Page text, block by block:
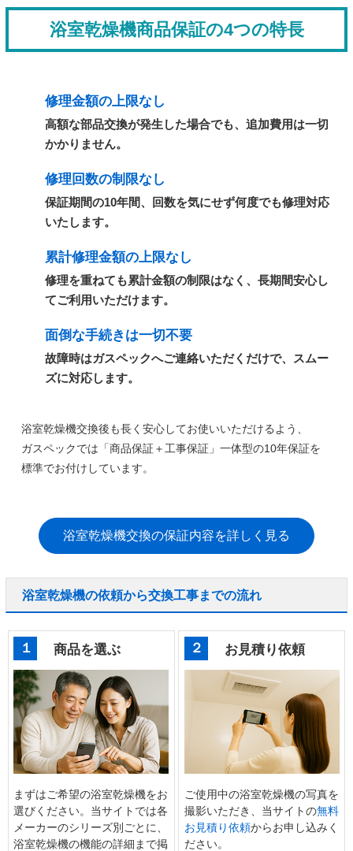
浴室乾燥機商品保証の4つの特長
修理金額の上限なし
高額な部品交換が発生した場合でも、追加費用は一切
かかりません。
修理回数の制限なし
保証期間の10年間、回数を気にせず何度でも修理対応
いたします。
累計修理金額の上限なし
修理を重ねても累計金額の制限はなく、長期間安心し
てご利用いただけます。
面倒な手続きは一切不要
故障時はガスペックへご連絡いただくだけで、スムー
ズに対応します。
浴室乾燥機交換後も長く安心してお使いいただけるよう、
ガスペックでは 「商品保証＋工事保証」一体型の10年保証を
標準でお付けしています。
浴室乾燥機交換の保証内容を詳しく見る
浴室乾燥機の依頼から交換工事までの流れ
１ 商品を選ぶ
まずはご希望の浴室乾燥機をお
選びください。当サイトでは各
メーカーのシリーズ別ごとに、
浴室乾燥機の機能の詳細まで掲
２ お見積り依頼
ご使用中の浴室乾燥機の写真を
撮影いただき、当サイトの無料
お見積り依頼からお申し込みく
ださい。